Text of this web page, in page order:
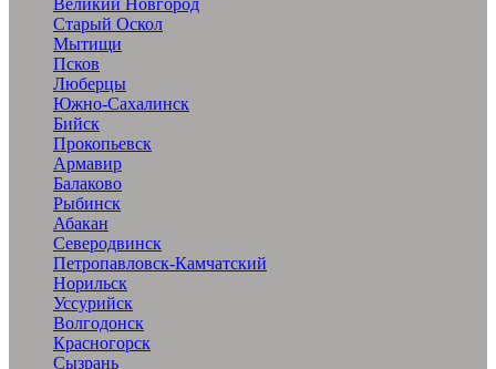
Великий Новгород
Старый Оскол
Мытищи
Псков
Люберцы
Южно-Сахалинск
Бийск
Прокопьевск
Армавир
Балаково
Рыбинск
Абакан
Северодвинск
Петропавловск-Камчатский
Норильск
Уссурийск
Волгодонск
Красногорск
Сызрань